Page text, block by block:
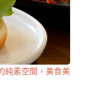
純素空間，美食美